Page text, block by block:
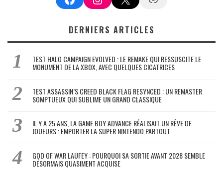
DERNIERS ARTICLES
TEST HALO CAMPAIGN EVOLVED : LE REMAKE QUI RESSUSCITE LE
MONUMENT DE LA XBOX, AVEC QUELQUES CICATRICES
TEST ASSASSIN’S CREED BLACK FLAG RESYNCED : UN REMASTER
SOMPTUEUX QUI SUBLIME UN GRAND CLASSIQUE
IL Y A 25 ANS, LA GAME BOY ADVANCE RÉALISAIT UN RÊVE DE
JOUEURS : EMPORTER LA SUPER NINTENDO PARTOUT
GOD OF WAR LAUFEY : POURQUOI SA SORTIE AVANT 2028 SEMBLE
DÉSORMAIS QUASIMENT ACQUISE